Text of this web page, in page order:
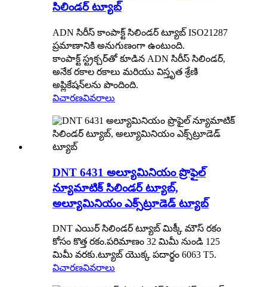
సిలిండర్ ట్యూబ్
ADN సిరీస్ కాంపాక్ట్ సిలిండర్ ట్యూబ్ ISO21287
ప్రమాణానికి అనుగుణంగా ఉంటుంది.
కాంపాక్ట్ స్ట్రక్చర్‌తో కూడిన ADN సిరీస్ సిలిండర్,
అనేక రకాల రకాలు మరియు విస్తృత శ్రేణి
అప్లికేషన్‌లను పొందింది.
విచారణవివరాలు
DNT 6431 అల్యూమినియం ప్రొఫైల్
న్యూమాటిక్ సిలిండర్ ట్యూబ్,
అల్యూమినియం ఎక్స్‌ట్రూడెడ్ ట్యూబ్
DNT ఎయిర్ సిలిండర్ ట్యూబ్ మిక్కీ మౌస్ రకం
కోసం కొత్త రకం.పరిమాణం 32 మిమీ నుండి 125
మిమీ వరకు.ట్యూబ్ యొక్క పదార్థం 6063 T5.
విచారణవివరాలు